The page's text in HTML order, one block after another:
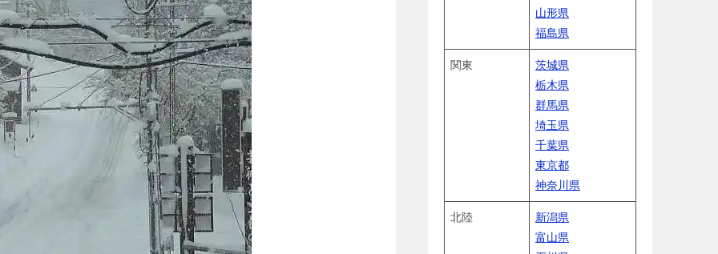
山形県
福島県
関東
茨城県
栃木県
群馬県
埼玉県
千葉県
東京都
神奈川県
北陸
新潟県
富山県